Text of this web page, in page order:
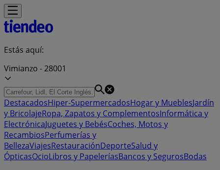
Estás aquí:
Vimianzo - 28001
DestacadosHiper-SupermercadosHogar y MueblesJardín
y BricolajeRopa, Zapatos y ComplementosInformática y
ElectrónicaJuguetes y BebésCoches, Motos y
RecambiosPerfumerías y
BellezaViajesRestauraciónDeporteSalud y
ÓpticasOcioLibros y PapeleríasBancos y SegurosBodas